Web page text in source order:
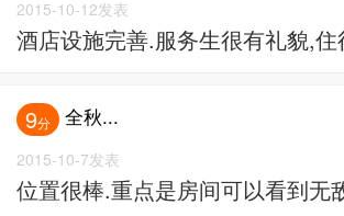
2015-10-12发表
酒店设施完善.服务生很有礼貌,
9分 全秋...
2015-10-7发表
位置很棒.重点是房间可以看到